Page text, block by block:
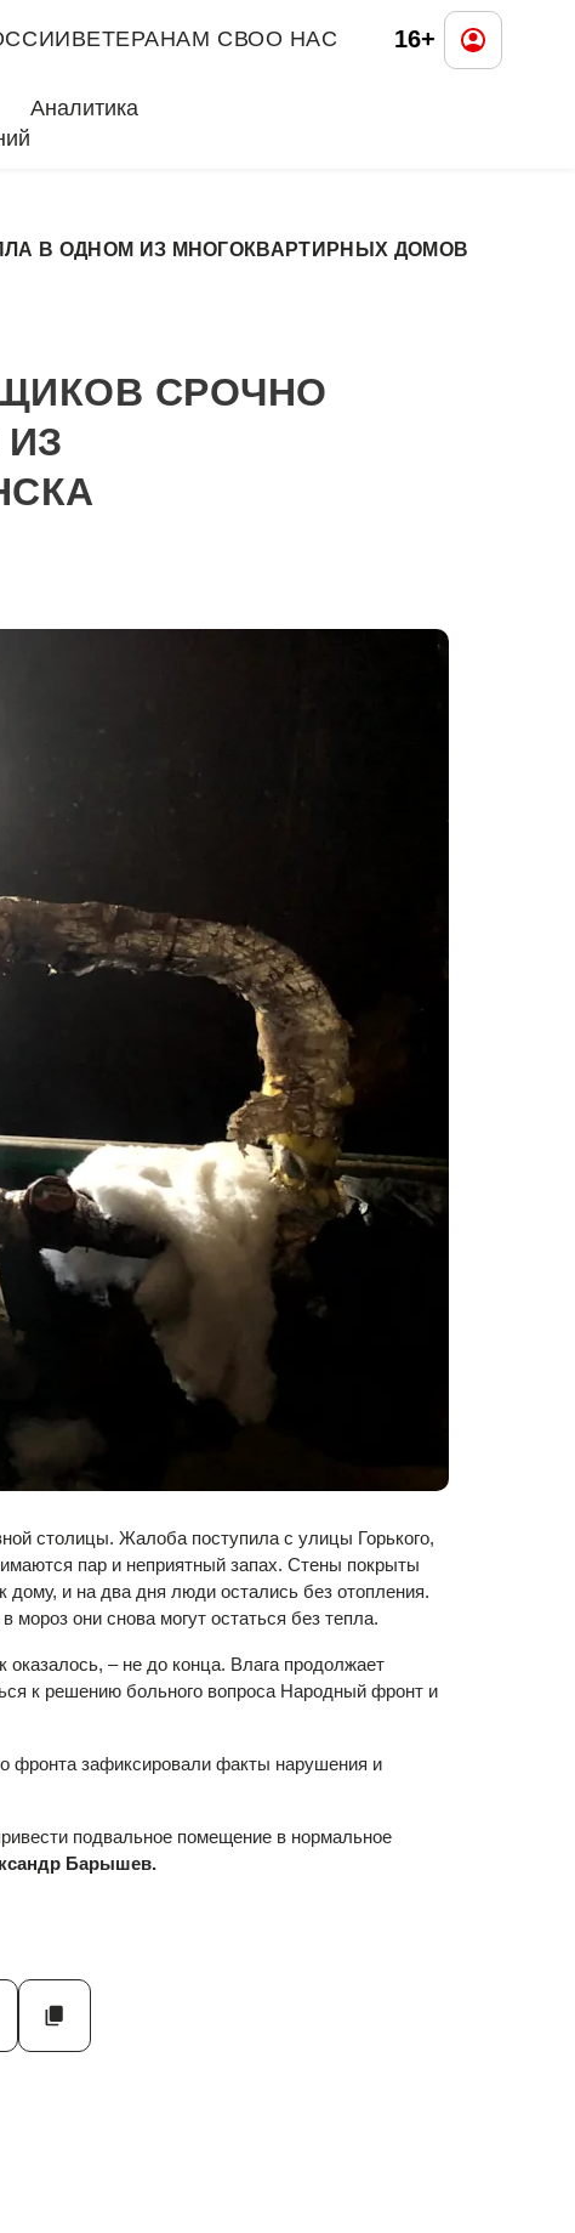
ВЕТЕРАНАМ СВОО НАС 16+
Аналитика
В ОДНОМ ИЗ МНОГОКВАРТИРНЫХ ДОМОВ
СРОЧНО
столицы. Жалоба поступила с улицы Горького,
пар и неприятный запах. Стены покрыты
дому, и на два дня люди остались без отопления.
они снова могут остаться без тепла.
– не до конца. Влага продолжает
к решению больного вопроса Народный фронт и
фронта зафиксировали факты нарушения и
подвальное помещение в нормальное
Барышев.